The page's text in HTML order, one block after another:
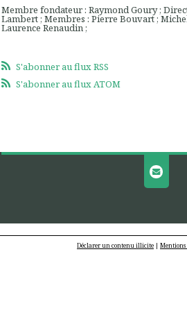
Membre fondateur : Raymond Goury ;
Lambert ; Membres : Pierre Bouvart ;
Laurence Renaudin ;
S'abonner au flux RSS
S'abonner au flux ATOM
Déclarer un contenu illicite | Mentions